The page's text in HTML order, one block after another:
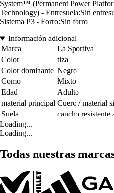
System™ (Permanent Power
Technology) - Entresuela:Sin
Sistema P3 - Forro:Sin forro
Información adicional
Marca
La Sportiva
Color
tiza
Color dominante Negro
Como
Mixto
Edad
Adulto
material principal Cuero / material
Suela
caucho resistente
Loading...
Loading...
Todas nuestras